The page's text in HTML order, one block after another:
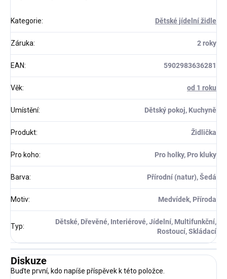
Kategorie: Dětské jídelní židle
Záruka: 2 roky
EAN: 5902983636281
Věk: od 1 roku
Umístění: Dětský pokoj, Kuchyně
Produkt: Židlička
Pro koho: Pro holky, Pro kluky
Barva: Přírodní (natur), Šedá
Motiv: Medvídek, Příroda
Typ:
Dětské, Dřevěné, Interiérové, Jídelní, Multifunkční,
Rostoucí, Skládací
Diskuze
Buďte první, kdo napíše příspěvek k této položce.